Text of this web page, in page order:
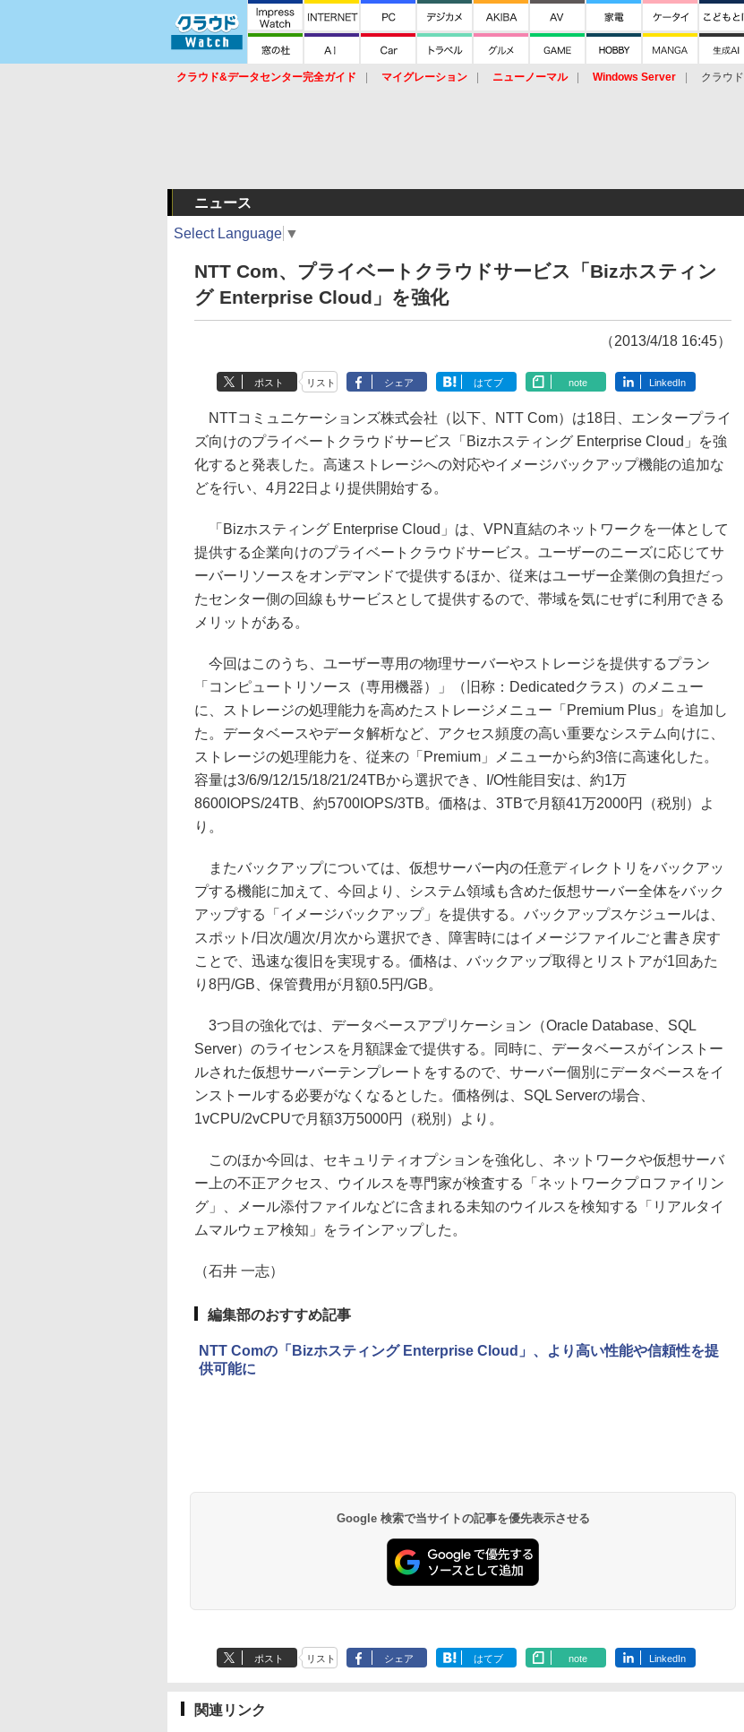
クラウド&データセンター完全ガイド マイグレーション ニューノーマル Windows Server クラウド
ニュース
Select Language ▼
NTT Com、プライベートクラウドサービス「Bizホスティン
グ Enterprise Cloud」を強化
（2013/4/18 16:45）
ポスト リスト シェア はてブ note LinkedIn
NTTコミュニケーションズ株式会社（以下、NTT Com）は18日、エンタープライ
ズ向けのプライベートクラウドサービス「Bizホスティング Enterprise Cloud」を強
化すると発表した。高速ストレージへの対応やイメージバックアップ機能の追加な
どを行い、4月22日より提供開始する。
「Bizホスティング Enterprise Cloud」は、VPN直結のネットワークを一体として
提供する企業向けのプライベートクラウドサービス。ユーザーのニーズに応じてサ
ーバーリソースをオンデマンドで提供するほか、従来はユーザー企業側の負担だっ
たセンター側の回線もサービスとして提供するので、帯域を気にせずに利用できる
メリットがある。
今回はこのうち、ユーザー専用の物理サーバーやストレージを提供するプラン
「コンピュートリソース（専用機器）」（旧称：Dedicatedクラス）のメニュー
に、ストレージの処理能力を高めたストレージメニュー「Premium Plus」を追加し
た。データベースやデータ解析など、アクセス頻度の高い重要なシステム向けに、
ストレージの処理能力を、従来の「Premium」メニューから約3倍に高速化した。
容量は3/6/9/12/15/18/21/24TBから選択でき、I/O性能目安は、約1万
8600IOPS/24TB、約5700IOPS/3TB。価格は、3TBで月額41万2000円（税別）よ
り。
またバックアップについては、仮想サーバー内の任意ディレクトリをバックアッ
プする機能に加えて、今回より、システム領域も含めた仮想サーバー全体をバック
アップする「イメージバックアップ」を提供する。バックアップスケジュールは、
スポット/日次/週次/月次から選択でき、障害時にはイメージファイルごと書き戻す
ことで、迅速な復旧を実現する。価格は、バックアップ取得とリストアが1回あた
り8円/GB、保管費用が月額0.5円/GB。
3つ目の強化では、データベースアプリケーション（Oracle Database、SQL
Server）のライセンスを月額課金で提供する。同時に、データベースがインストー
ルされた仮想サーバーテンプレートをするので、サーバー個別にデータベースをイ
ンストールする必要がなくなるとした。価格例は、SQL Serverの場合、
1vCPU/2vCPUで月額3万5000円（税別）より。
このほか今回は、セキュリティオプションを強化し、ネットワークや仮想サーバ
ー上の不正アクセス、ウイルスを専門家が検査する「ネットワークプロファイリン
グ」、メール添付ファイルなどに含まれる未知のウイルスを検知する「リアルタイ
ムマルウェア検知」をラインアップした。
（石井 一志）
編集部のおすすめ記事
NTT Comの「Bizホスティング Enterprise Cloud」、より高い性能や信頼性を提
供可能に
Google 検索で当サイトの記事を優先表示させる
ポスト リスト シェア はてブ note LinkedIn
関連リンク